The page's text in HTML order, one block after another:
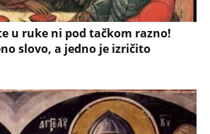
u ruke ni pod tačkom razno!
slovo, a jedno je izričito